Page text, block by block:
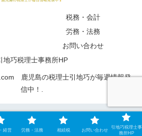
税務・会計
労務・法務
お問い合わせ
地巧税理士事務所HP
鹿児島の税理士引地巧が毎週情報発
信中！.
経営 労務・法務 相続税 お問い合わせ
引地巧税理士事
務所HP